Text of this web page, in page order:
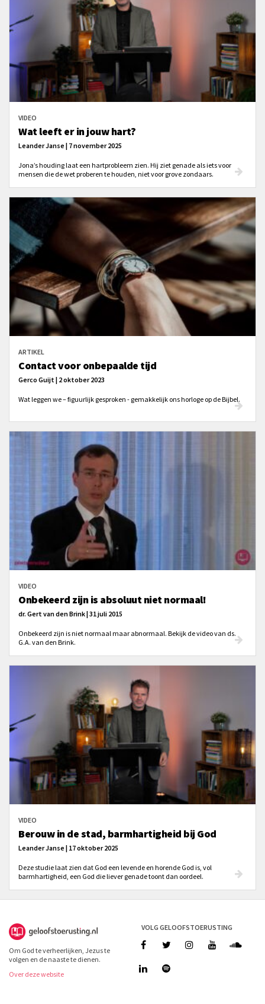
VIDEO
Wat leeft er in jouw hart?
Leander Janse | 7 november 2025
Jona’s houding laat een hartprobleem zien. Hij ziet genade als iets voor
mensen die de wet proberen te houden, niet voor grove zondaars.
ARTIKEL
Contact voor onbepaalde tijd
Gerco Guijt | 2 oktober 2023
Wat leggen we – figuurlijk gesproken - gemakkelijk ons horloge op de Bijbel.
VIDEO
Onbekeerd zijn is absoluut niet normaal!
dr. Gert van den Brink | 31 juli 2015
Onbekeerd zijn is niet normaal maar abnormaal. Bekijk de video van ds.
G.A. van den Brink.
VIDEO
Berouw in de stad, barmhartigheid bij God
Leander Janse | 17 oktober 2025
Deze studie laat zien dat God een levende en horende God is, vol
barmhartigheid, een God die liever genade toont dan oordeel.
Om God te verheerlijken, Jezus te
volgen en de naaste te dienen.
Over deze website
VOLG GELOOFSTOERUSTING